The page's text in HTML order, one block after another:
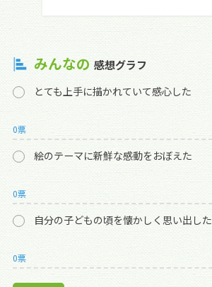
みんなの 感想グラフ
とても上手に描かれていて感心した
0票
絵のテーマに新鮮な感動をおぼえた
0票
自分の子どもの頃を懐かしく思い出した
0票